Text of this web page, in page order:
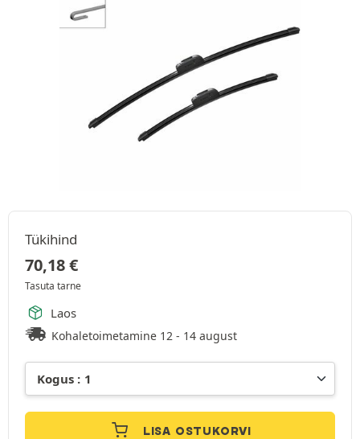
Tükihind
70,18€
Tasuta tarne
Laos
Kohaletoimetamine 12 - 14 august
LISA OSTUKORVI